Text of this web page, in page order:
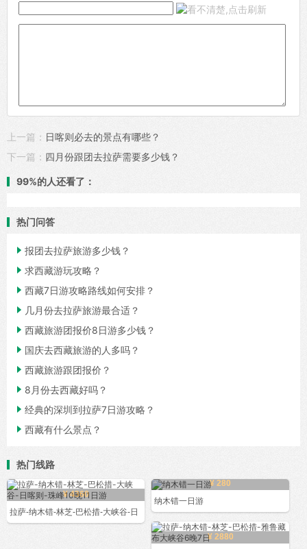
上一篇： 日喀则必去的景点有哪些？
下一篇： 四月份跟团去拉萨需要多少钱？
99%的人还看了：
热门问答
 报团去拉萨旅游多少钱？
 求西藏游玩攻略？
 西藏7日游攻略路线如何安排？
 几月份去拉萨旅游最合适？
 西藏旅游团报价8日游多少钱？
 国庆去西藏旅游的人多吗？
 西藏旅游跟团报价？
 8月份去西藏好吗？
 经典的深圳到拉萨7日游攻略？
 西藏有什么景点？
热门线路
¥ 4360
拉萨-纳木错-林芝-巴松措-大峡谷-日
¥ 280
纳木错一日游
¥ 2880